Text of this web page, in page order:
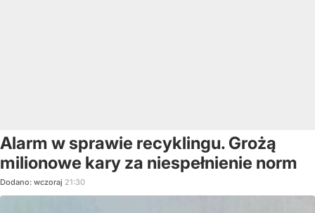
Alarm w sprawie recyklingu. Grożą
milionowe kary za niespełnienie norm
Dodano: wczoraj 21:30